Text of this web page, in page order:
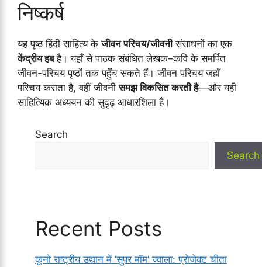
निष्कर्ष
यह पृष्ठ हिंदी साहित्य केजीवन परिचय/जीवनीसंसाधनों का एक
केंद्रीय हबहै। यहाँ से पाठक संबंधित लेखक–कवि के समर्पित
जीवन-परिचय पृष्ठों तक पहुँच सकते हैं। जीवन परिचय जहाँ
परिचय कराता है, वहीं जीवनीसमझ विकसित करती है—और यही
साहित्यिक अध्ययन की सुदृढ़ आधारशिला है।
Search
Search
Recent Posts
कूनो राष्ट्रीय उद्यान में ‘सुपर मॉम’ ज्वाला: प्रोजेक्ट चीता